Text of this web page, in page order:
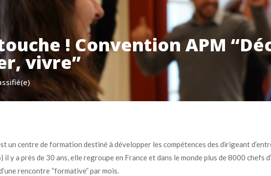
! Convention APM
vivre”
un centre de formation destiné à développer les compétences des dirigeant
il y a près de 30 ans, elle regroupe en France et dans le monde plus de 8000 chefs
rencontre “formative” par mois.